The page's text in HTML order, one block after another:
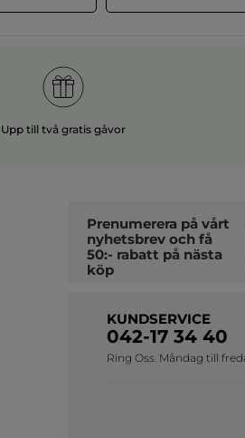
Upp till två gratis gåvor
Prenumerera på vårt
nyhetsbrev och få
50:- rabatt på nästa
köp
KUNDSERVICE
042-17 34 40
Ring Oss. Måndag till